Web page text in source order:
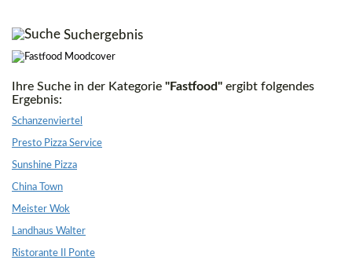
Suchergebnis
Ihre Suche in der Kategorie "Fastfood" ergibt folgendes
Ergebnis:
Schanzenviertel
Presto Pizza Service
Sunshine Pizza
China Town
Meister Wok
Landhaus Walter
Ristorante Il Ponte